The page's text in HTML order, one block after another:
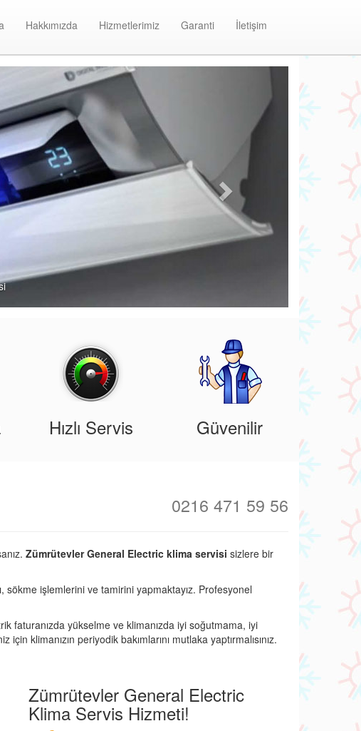
Hakkımızda Hizmetlerimiz Garanti İletişim
Hızlı Servis Güvenilir
0216 471 59 56
Zümrütevler General Electric klima servisi sizlere bir
sökme işlemlerini ve tamirini yapmaktayız. Profesyonel
faturanızda yükselme ve klimanızda iyi soğutmama, iyi
klimanızın periyodik bakımlarını mutlaka yaptırmalısınız.
Zümrütevler General Electric
Klima Servis Hizmeti!